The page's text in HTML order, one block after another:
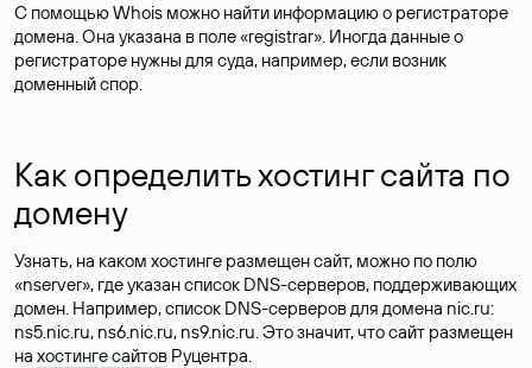
С помощью Whois можно найти информацию о регистраторе
домена. Она указана в поле «registrar». Иногда данные о
регистраторе нужны для суда, например, если возник
доменный спор.
Как определить хостинг сайта по
домену
Узнать, на каком хостинге размещен сайт, можно по полю
«nserver», где указан список DNS-серверов, поддерживающих
домен. Например, список DNS-серверов для домена nic.ru:
ns5.nic.ru, ns6.nic.ru, ns9.nic.ru. Это значит, что сайт размещен
на хостинге сайтов Руцентра.